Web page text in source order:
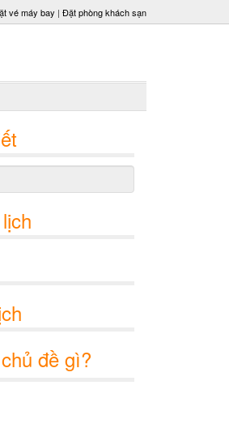
vé máy bay | Đặt phòng khách sạn
đề gì?